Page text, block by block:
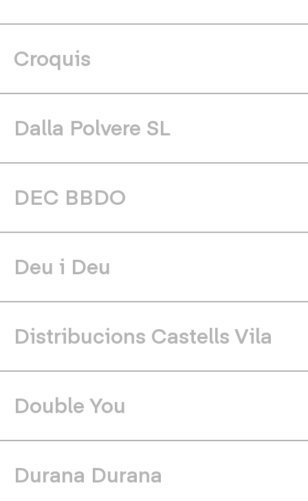
Croquis
Dalla Polvere SL
DEC BBDO
Deu i Deu
Distribucions Castells Vila
Double You
Durana Durana